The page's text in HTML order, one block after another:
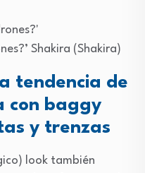
Shakira (Shakira)
tendencia de
con baggy
y trenzas
look también